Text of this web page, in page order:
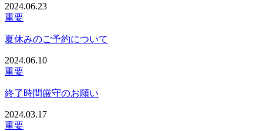
2024.06.23
重要
夏休みのご予約について
2024.06.10
重要
終了時間厳守のお願い
2024.03.17
重要